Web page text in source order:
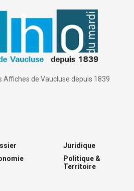
Affiches de Vaucluse depuis 1839
Juridique
Politique &
Territoire